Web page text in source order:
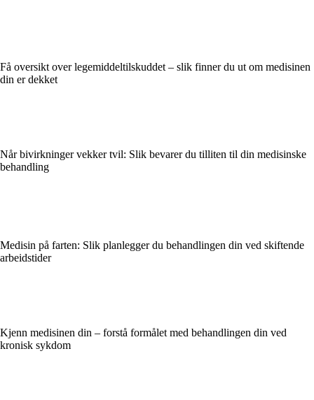
Få oversikt over legemiddeltilskuddet – slik finner du ut om medisinen
din er dekket
Når bivirkninger vekker tvil: Slik bevarer du tilliten til din medisinske
behandling
Medisin på farten: Slik planlegger du behandlingen din ved skiftende
arbeidstider
Kjenn medisinen din – forstå formålet med behandlingen din ved
kronisk sykdom